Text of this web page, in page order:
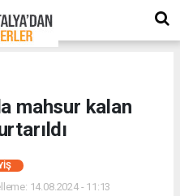
mahsur kalan
14.08.2024 - 11:13